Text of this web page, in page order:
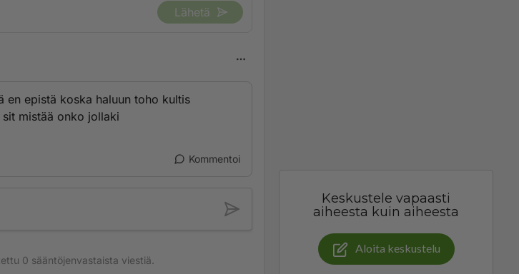
Lähetä
en epistä koska haluun toho kultis
mistää onko jollaki
Kommentoi
0 sääntöjenvastaista viestiä.
Keskustele vapaasti
aiheesta kuin aiheesta
Aloita keskustelu